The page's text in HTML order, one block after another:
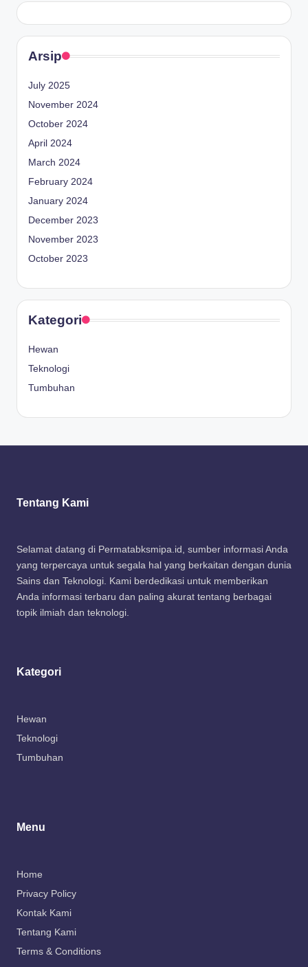
Arsip
July 2025
November 2024
October 2024
April 2024
March 2024
February 2024
January 2024
December 2023
November 2023
October 2023
Kategori
Hewan
Teknologi
Tumbuhan
Tentang Kami
Selamat datang di Permatabksmipa.id, sumber informasi Anda
yang terpercaya untuk segala hal yang berkaitan dengan dunia
Sains dan Teknologi. Kami berdedikasi untuk memberikan
Anda informasi terbaru dan paling akurat tentang berbagai
topik ilmiah dan teknologi.
Kategori
Hewan
Teknologi
Tumbuhan
Menu
Home
Privacy Policy
Kontak Kami
Tentang Kami
Terms & Conditions